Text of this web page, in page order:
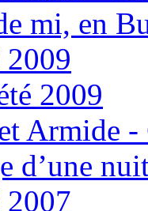
mi, en
2009
2009
Armide -
d’une
2007